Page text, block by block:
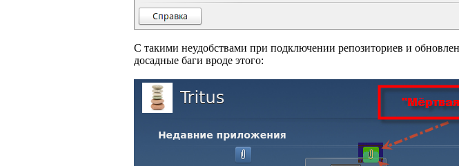
С такими неудобствами при подключении репозиториев и
досадные баги вроде этого: